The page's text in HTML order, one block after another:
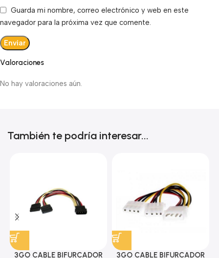
Valoraciones
No hay valoraciones aún.
Guarda mi nombre, correo electrónico y web en este
navegador para la próxima vez que comente.
También te podría interesar...
3GO CABLE BIFURCADOR 3GO CABLE BIFURCADOR